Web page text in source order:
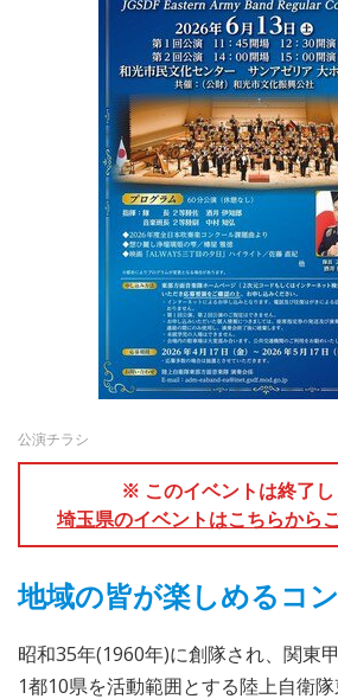
公演チラシ
※ このイベントは終了し
埼玉県のイベントはこちらから
地域の皆が楽しめるコ
昭和35年(1960年)に創隊され、関東
1都10県を活動範囲とする陸上自衛